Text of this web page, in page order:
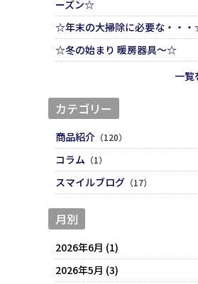
ーズン☆
☆年末の大掃除に必要な・・
☆冬の始まり 暖房器具～☆
一覧
カテゴリー
商品紹介（120）
コラム （1）
スマイルブログ（17）
月別
2026年6月 (1)
2026年5月 (3)